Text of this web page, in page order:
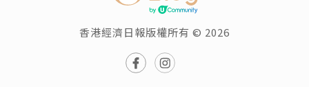
香港經濟日報版權所有 © 2026